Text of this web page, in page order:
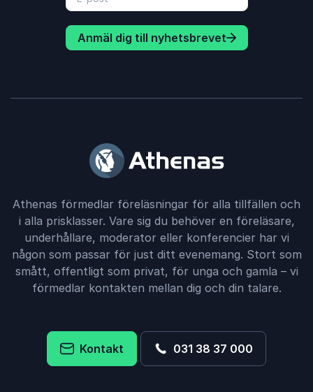
Anmäl dig till nyhetsbrevet
Athenas förmedlar föreläsningar för alla tillfällen och
i alla prisklasser. Vare sig du behöver en föreläsare,
underhållare, moderator eller konferencier har vi
någon som passar för just ditt evenemang. Stort som
smått, offentligt som privat, för unga och gamla – vi
förmedlar kontakten mellan dig och din talare.
Kontakt 031 38 37 000